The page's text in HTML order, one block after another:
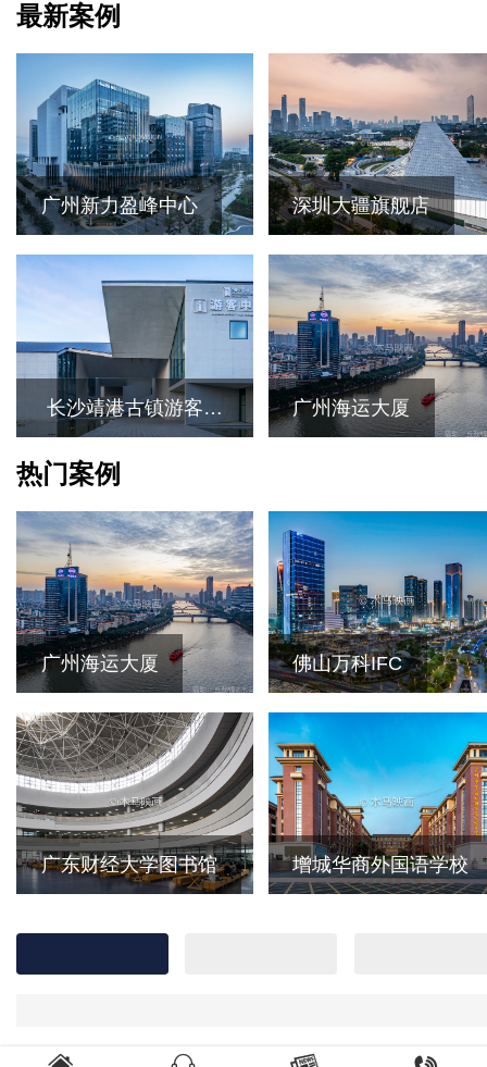
最新案例
广州新力盈峰中心 深圳大疆旗舰店
长沙靖港古镇游客中 广州海运大厦
热门案例
广州海运大厦 佛山万科IFC
广东财经大学图书馆 增城华商外国语学校